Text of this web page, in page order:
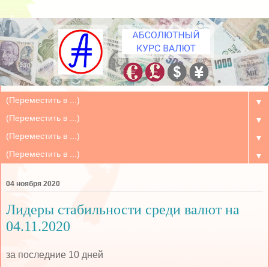
▼
▼
▼
▼
04 ноября 2020
Лидеры стабильности среди валют на
04.11.2020
за последние 10 дней